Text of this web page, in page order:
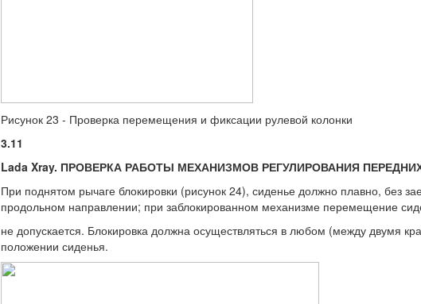
Рисунок 23 - Проверка перемещения и фиксации рулевой колонки
3.11
Lada Xray. ПРОВЕРКА РАБОТЫ МЕХАНИЗМОВ РЕГУЛИРОВАНИЯ
При поднятом рычаге блокировки (рисунок 24), сиденье должно плавно, без
продольном направлении; при заблокированном механизме перемещение
не допускается. Блокировка должна осуществляться в любом (между двумя
положении сиденья.